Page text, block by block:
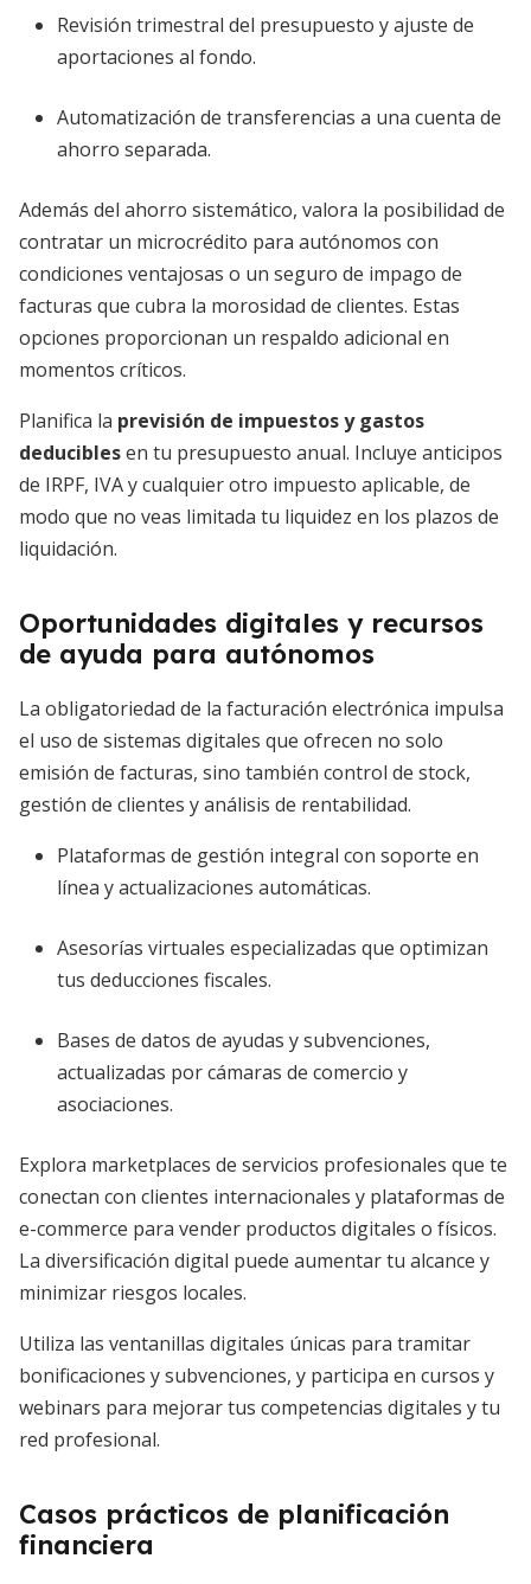
Revisión trimestral del presupuesto y ajuste de
aportaciones al fondo.
Automatización de transferencias a una cuenta de
ahorro separada.
Además del ahorro sistemático, valora la posibilidad de
contratar un microcrédito para autónomos con
condiciones ventajosas o un seguro de impago de
facturas que cubra la morosidad de clientes. Estas
opciones proporcionan un respaldo adicional en
momentos críticos.
Planifica la previsión de impuestos y gastos
deduciblesen tu presupuesto anual. Incluye anticipos
de IRPF, IVA y cualquier otro impuesto aplicable, de
modo que no veas limitada tu liquidez en los plazos de
liquidación.
Oportunidades digitales y recursos
de ayuda para autónomos
La obligatoriedad de la facturación electrónica impulsa
el uso de sistemas digitales que ofrecen no solo
emisión de facturas, sino también control de stock,
gestión de clientes y análisis de rentabilidad.
Plataformas de gestión integral con soporte en
línea y actualizaciones automáticas.
Asesorías virtuales especializadas que optimizan
tus deducciones fiscales.
Bases de datos de ayudas y subvenciones,
actualizadas por cámaras de comercio y
asociaciones.
Explora marketplaces de servicios profesionales que te
conectan con clientes internacionales y plataformas de
e-commerce para vender productos digitales o físicos.
La diversificación digital puede aumentar tu alcance y
minimizar riesgos locales.
Utiliza las ventanillas digitales únicas para tramitar
bonificaciones y subvenciones, y participa en cursos y
webinars para mejorar tus competencias digitales y tu
red profesional.
Casos prácticos de planificación
financiera